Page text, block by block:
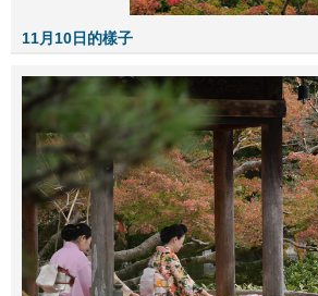
11月10日的樣子